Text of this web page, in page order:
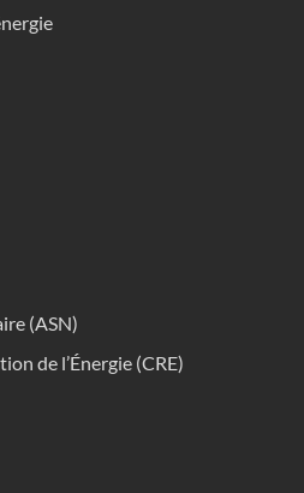
(ASN)
de l’Énergie (CRE)